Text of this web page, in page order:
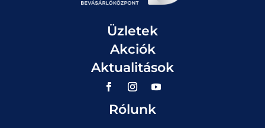
Üzletek
Akciók
Aktualitások
Rólunk